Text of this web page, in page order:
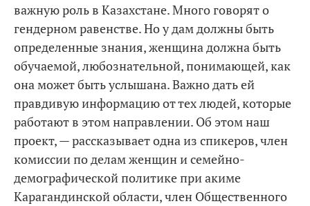
важную роль в Казахстане. Много говорят о
гендерном равенстве. Но у дам должны быть
определенные знания, женщина должна быть
обучаемой, любознательной, понимающей, как
она может быть услышана. Важно дать ей
правдивую информацию от тех людей, которые
работают в этом направлении. Об этом наш
проект, — рассказывает одна из спикеров, член
комиссии по делам женщин и семейно-
демографической политике при акиме
Карагандинской области, член Общественного